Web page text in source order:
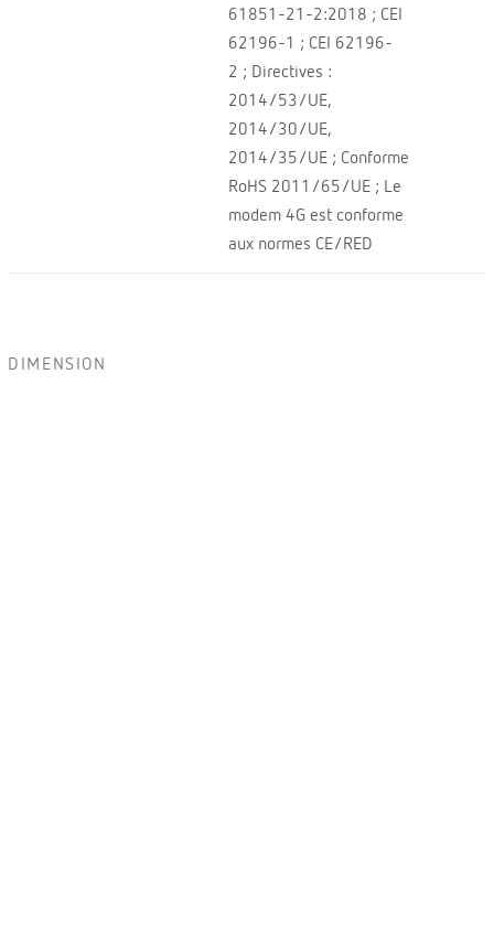
61851-21-2:2018 ; CEI
62196-1 ; CEI 62196-
2 ; Directives :
2014/53/UE,
2014/30/UE,
2014/35/UE ; Conforme
RoHS 2011/65/UE ; Le
modem 4G est conforme
aux normes CE/RED
DIMENSION